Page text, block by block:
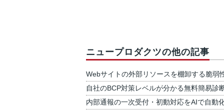
ニュープロダクツの他の記事
Webサイトの外部リソースを棚卸する脆弱
自社のBCP対策レベルが分かる無料簡易診
内部通報の一次受付・初動対応をAIで自動